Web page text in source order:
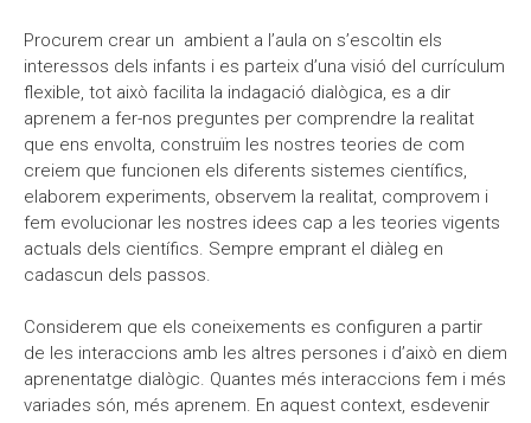
Procurem crear un ambient a l’aula on s’escoltin els
interessos dels infants i es parteix d’una visió del currículum
flexible, tot això facilita la indagació dialògica, es a dir
aprenem a fer-nos preguntes per comprendre la realitat
que ens envolta, construïm les nostres teories de com
creiem que funcionen els diferents sistemes científics,
elaborem experiments, observem la realitat, comprovem i
fem evolucionar les nostres idees cap a les teories vigents
actuals dels científics. Sempre emprant el diàleg en
cadascun dels passos.
Considerem que els coneixements es configuren a partir
de les interaccions amb les altres persones i d’això en diem
aprenentatge dialògic. Quantes més interaccions fem i més
variades són, més aprenem. En aquest context, esdevenir